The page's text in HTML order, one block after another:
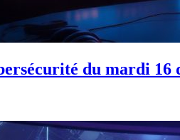
du mardi 16